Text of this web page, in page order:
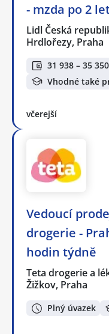
- mzda po 2
Lidl Česká
Hrdlořezy, Praha
31 938 – 35
Vhodné také
včerejší
Vedoucí
drogerie -
hodin týdně
Teta drogerie a
Žižkov, Praha
Plný úvazek